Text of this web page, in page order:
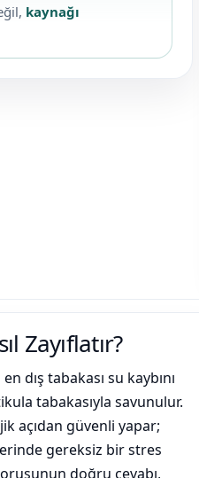
Kum Filtresi Temizleyici
Havuz Kimyasalları
Öldürücü
Havuz Sıvı Ph Düşürücü
Selenoid Havuz
kaynağı
Zayıflatır?
dış tabakası su kaybını
tabakasıyla savunulur.
açıdan güvenli yapar;
gereksiz bir stres
doğru cevabı,